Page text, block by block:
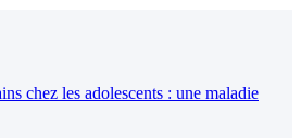
chez les adolescents : une maladie